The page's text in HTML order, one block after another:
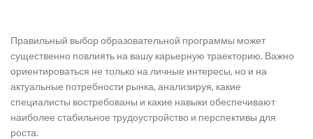
Правильный выбор образовательной программы может
существенно повлиять на вашу карьерную траекторию. Важно
ориентироваться не только на личные интересы, но и на
актуальные потребности рынка, анализируя, какие
специалисты востребованы и какие навыки обеспечивают
наиболее стабильное трудоустройство и перспективы для
роста.